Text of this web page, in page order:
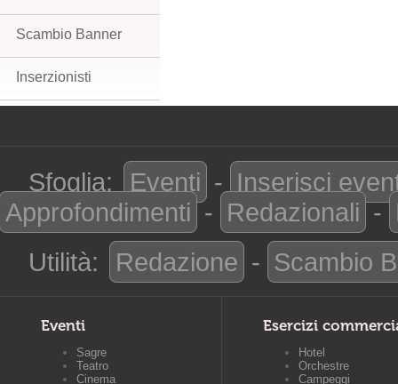
Scambio Banner
Inserzionisti
Sfoglia: Eventi - Inserisci
Approfondimenti - Redazionali -
Utilità:
Redazione - Scambio
Eventi
Sagre
Teatro
Cinema
Esercizi
Hotel
Orchestre
Campeggi